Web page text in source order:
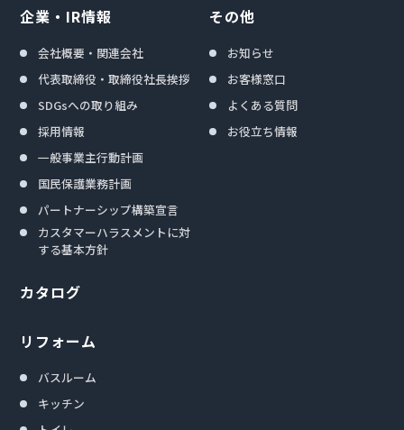
企業・IR情報
会社概要・関連会社
代表取締役・取締役社長挨拶
SDGsへの取り組み
採用情報
一般事業主行動計画
国民保護業務計画
パートナーシップ構築宣言
カスタマーハラスメントに対
する基本方針
カタログ
リフォーム
バスルーム
キッチン
その他
お知らせ
お客様窓口
よくある質問
お役立ち情報